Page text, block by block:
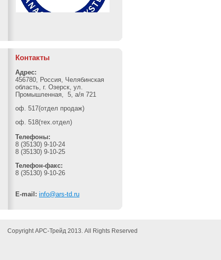
Контакты
Адрес:
456780, Россия, Челябинская
область, г. Озерск, ул.
Промышленная, 5, а/я 721
оф. 517(отдел продаж)
оф. 518(тех.отдел)
Телефоны:
8 (35130) 9-10-24
8 (35130) 9-10-25
Телефон-факс:
8 (35130) 9-10-26
E-mail: info@ars-td.ru
Copyright АРС-Трейд 2013. All Rights Reserved